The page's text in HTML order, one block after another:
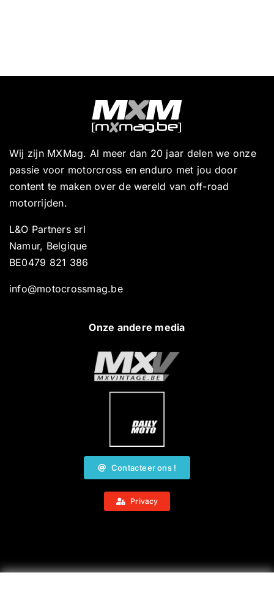
Wij zijn MXMag. Al meer dan 20 jaar delen we onze
passie voor motorcross en enduro met jou door
content te maken over de wereld van off-road
motorrijden.
L&O Partners srl
Namur, Belgique
BE0479 821 386
info@motocrossmag.be
Onze andere media
Contacteer ons !
Privacy